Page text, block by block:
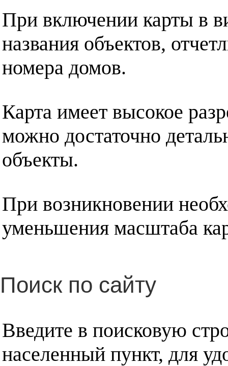
При включении карты в
названия объектов,
номера домов.
Карта имеет высокое
можно достаточно
объекты.
При возникновении
уменьшения масштаба
Поиск по сайту
Введите в поисковую
населенный пункт, для